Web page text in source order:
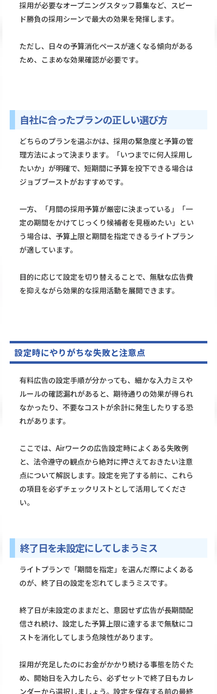
採用が必要なオープニングスタッフ募集など、スピー
ド勝負の採用シーンで最大の効果を発揮します。
ただし、日々の予算消化ペースが速くなる傾向がある
ため、こまめな効果確認が必要です。
自社に合ったプランの正しい選び方
どちらのプランを選ぶかは、採用の緊急度と予算の管
理方法によって決まります。「いつまでに何人採用し
たいか」が明確で、短期間に予算を投下できる場合は
ジョブブーストがおすすめです。
一方、「月間の採用予算が厳密に決まっている」「一
定の期間をかけてじっくり候補者を見極めたい」とい
う場合は、予算上限と期間を指定できるライトプラン
が適しています。
目的に応じて設定を切り替えることで、無駄な広告費
を抑えながら効果的な採用活動を展開できます。
設定時にやりがちな失敗と注意点
有料広告の設定手順が分かっても、細かな入力ミスや
ルールの確認漏れがあると、期待通りの効果が得られ
なかったり、不要なコストが余計に発生したりする恐
れがあります。
ここでは、Airワークの広告設定時によくある失敗例
と、法令遵守の観点から絶対に押さえておきたい注意
点について解説します。設定を完了する前に、これら
の項目を必ずチェックリストとして活用してくださ
い。
終了日を未設定にしてしまうミス
ライトプランで「期間を指定」を選んだ際によくある
のが、終了日の設定を忘れてしまうミスです。
終了日が未設定のままだと、意図せず広告が長期間配
信され続け、設定した予算上限に達するまで無駄にコ
ストを消化してしまう危険性があります。
採用が充足したのにお金がかかり続ける事態を防ぐた
め、開始日を入力したら、必ずセットで終了日もカレ
ンダーから選択しましょう。設定を保存する前の最終